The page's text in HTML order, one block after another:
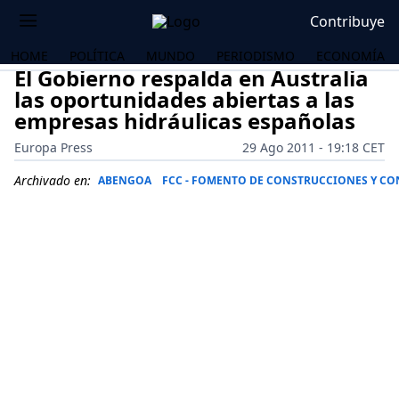
Contribuye
HOME POLÍTICA MUNDO PERIODISMO ECONOMÍA
El Gobierno respalda en Australia
las oportunidades abiertas a las
empresas hidráulicas españolas
Europa Press
29 Ago 2011 - 19:18 CET
Archivado en: ABENGOA FCC - FOMENTO DE CONSTRUCCIONES Y